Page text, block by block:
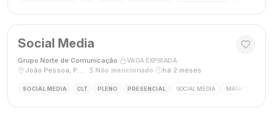
Social Media
Grupo Norte de Comunicação VAGA EXPIRADA
João Pessoa, Paraíba, Brasil
Não mencionado há 2 meses
SOCIAL MEDIA CLT PLENO PRESENCIAL SOCIAL MEDIA MARKETING